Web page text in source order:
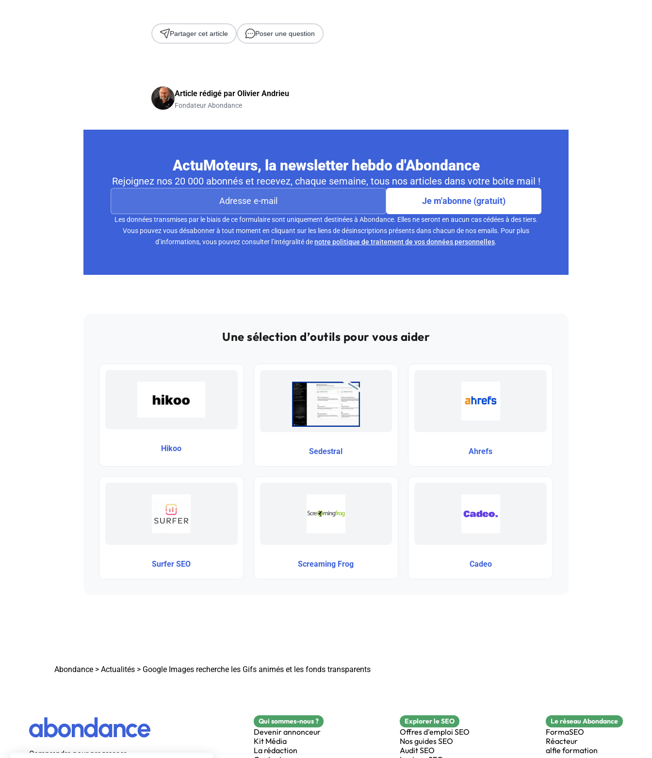
Partager cet article Poser une question
Article rédigé par Olivier Andrieu
Fondateur Abondance
ActuMoteurs, la newsletter hebdo d'Abondance
Rejoignez nos 20 000 abonnés et recevez, chaque semaine, tous nos articles dans votre boite mail !
Je m'abonne (gratuit)
Les données transmises par le biais de ce formulaire sont uniquement destinées à Abondance. Elles ne seront en aucun cas cédées à des tiers.
Vous pouvez vous désabonner à tout moment en cliquant sur les liens de désinscriptions présents dans chacun de nos emails. Pour plus
d’informations, vous pouvez consulter l’intégralité denotre politique de traitement de vos données personnelles.
Une sélection d’outils pour vous aider
Hikoo Sedestral Ahrefs
Surfer SEO Screaming Frog Cadeo
Abondance > Actualités > Google Images recherche les Gifs animés et les fonds transparents
Comprendre pour progresser
Qui sommes-nous ?
Devenir annonceur
Kit Média
La rédaction
Explorer le SEO
Offres d'emploi SEO
Nos guides SEO
Audit SEO
Le réseau Abondance
FormaSEO
Réacteur
alfie formation